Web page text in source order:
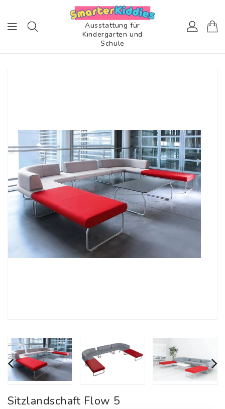
Ausstattung für
Kindergarten und
Schule
Sitzlandschaft Flow 5